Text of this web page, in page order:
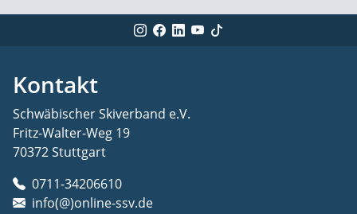
Kontakt
Schwäbischer Skiverband e.V.
Fritz-Walter-Weg 19
70372 Stuttgart
0711-34206610
info(@)online-ssv.de